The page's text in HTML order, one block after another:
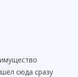
сюда сразу